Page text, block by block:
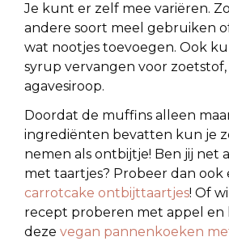
Je kunt er zelf mee variëren.
andere soort meel gebruiken
wat nootjes toevoegen. Ook
syrup vervangen voor
agavesiroop.
Doordat de muffins alleen
ingrediënten bevatten kun je
nemen als ontbijtje! Ben jij net
met taartjes? Probeer dan ook
carrotcake ontbijttaartjes! Of
recept proberen met appel en
deze vegan pannenkoeken